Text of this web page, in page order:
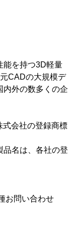
能を持つ3D軽量
CADの大規模デ
内外の数多くの企
式会社の登録商標
品名は、各社の登
お問い合わせ